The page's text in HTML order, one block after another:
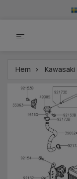
Hem